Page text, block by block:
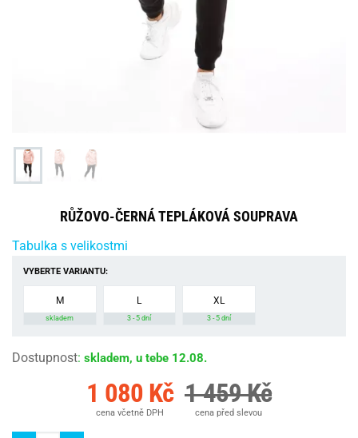
RŮŽOVO-ČERNÁ TEPLÁKOVÁ SOUPRAVA
Tabulka s velikostmi
VYBERTE VARIANTU:
M
skladem
L
3 - 5 dní
XL
3 - 5 dní
Dostupnost: skladem, u tebe 12.08.
1 080 Kč
cena včetně DPH
1 459 Kč
cena před slevou